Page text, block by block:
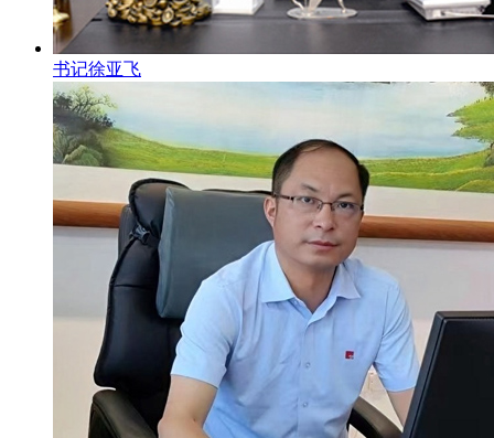
书记徐亚飞